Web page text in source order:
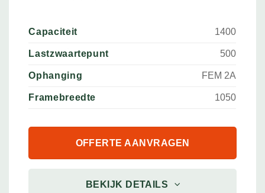
Capaciteit 1400
Lastzwaartepunt 500
Ophanging FEM 2A
Framebreedte 1050
OFFERTE AANVRAGEN
BEKIJK DETAILS